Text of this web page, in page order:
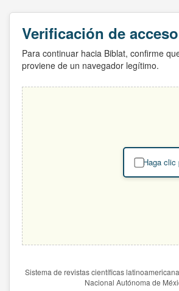
Verificación de acceso
Para continuar hacia Biblat, confirme
proviene de un navegador legítimo.
Haga clic
Sistema de revistas científicas
Nacional Autónoma de